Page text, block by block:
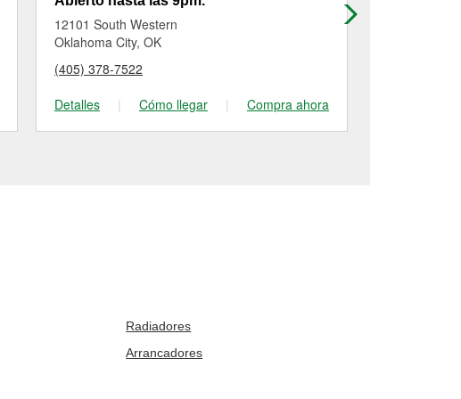
12101 South Western
Oklahoma City, OK
(405) 378-7522
Detalles
| Cómo llegar | Compra ahora
Radiadores
Arrancadores